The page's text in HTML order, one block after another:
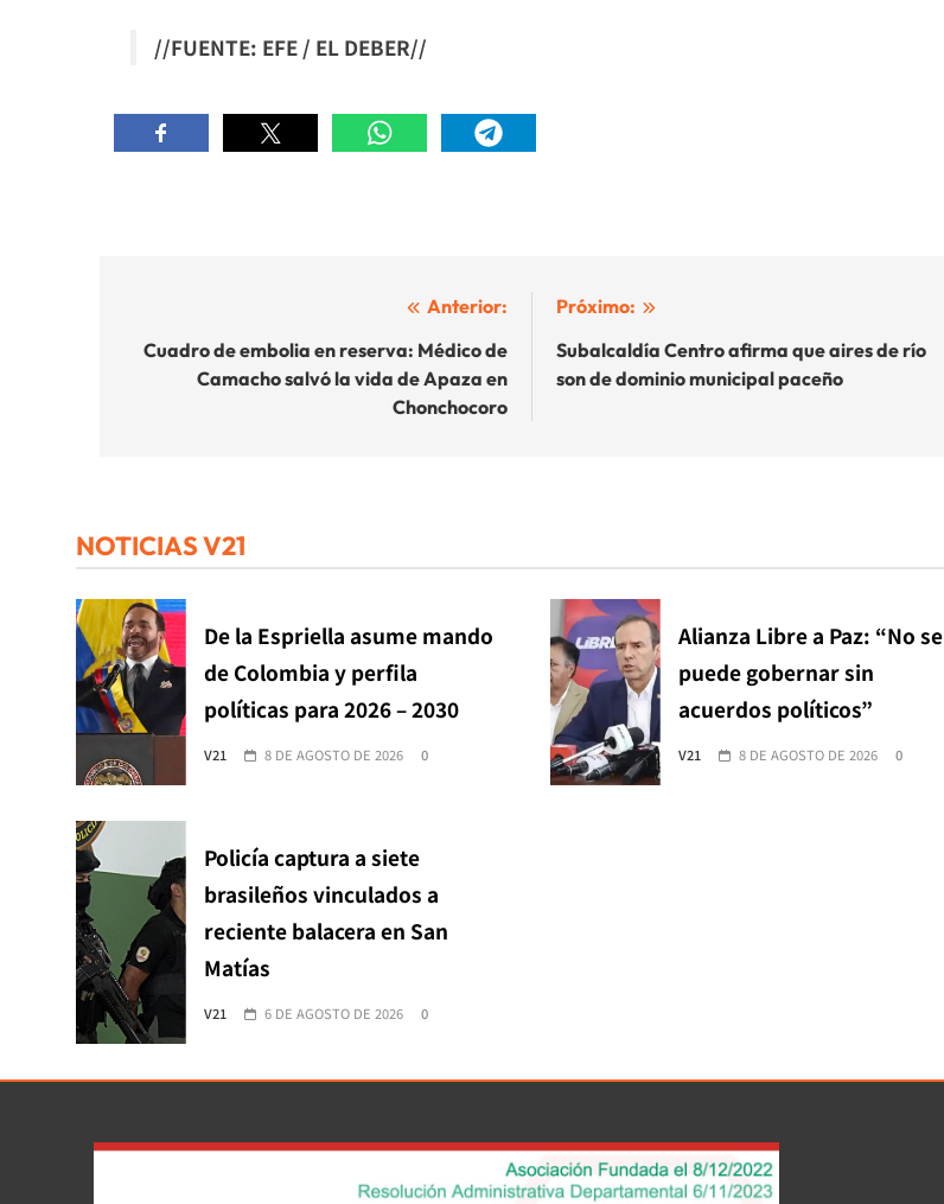
//FUENTE: EFE / EL DEBER//
de
entradas
Anterior:
Cuadro de embolia en reserva: Médico de
Camacho salvó la vida de Apaza en
Chonchocoro
Próximo:
Subalcaldía Centro afirma que aires de río
son de dominio municipal paceño
NOTICIAS V21
De la Espriella asume mando
de Colombia y perfila
políticas para 2026 – 2030
V21 8 DE AGOSTO DE 2026 0
Alianza Libre a Paz: “No se
puede gobernar sin
acuerdos políticos”
V21 8 DE AGOSTO DE 2026 0
Policía captura a siete
brasileños vinculados a
reciente balacera en San
Matías
V21 6 DE AGOSTO DE 2026 0